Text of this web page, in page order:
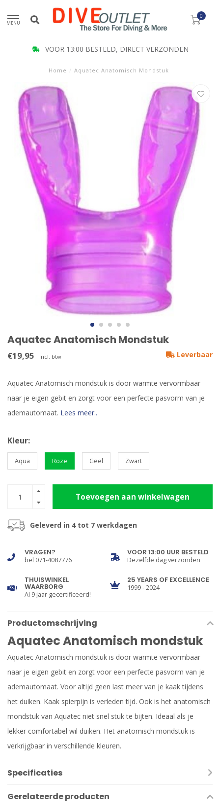
MENU
0
VOOR 13:00 BESTELD, DIRECT VERZONDEN
Home / Aquatec Anatomisch Mondstuk
Aquatec Anatomisch Mondstuk
€19,95 Incl. btw Leverbaar
Aquatec Anatomisch mondstuk is door warmte vervormbaar
naar je eigen gebit en zorgt voor een perfecte pasvorm van je
ademautomaat. Lees meer..
Kleur:
Aqua Roze Geel Zwart
Toevoegen aan winkelwagen
Geleverd in 4 tot 7 werkdagen
VRAGEN?
bel 071-4087776
VOOR 13:00 UUR BESTELD
Dezelfde dag verzonden
THUISWINKEL
WAARBORG
Al 9 jaar gecertificeerd!
25 YEARS OF EXCELLENCE
1999 - 2024
Productomschrijving
Aquatec Anatomisch mondstuk
Aquatec Anatomisch mondstuk is door warmte vervormbaar
naar je eigen gebit en zorgt voor een perfecte pasvorm van je
ademautomaat. Voor altijd geen last meer van je kaak tijdens
het duiken. Kaak spierpijn is verleden tijd. Ook is het anatomisch
mondstuk van Aquatec niet snel stuk te bijten. Ideaal als je
lekker comfortabel wil duiken. Het anatomisch mondstuk is
verkrijgbaar in verschillende kleuren.
Specificaties
Gerelateerde producten